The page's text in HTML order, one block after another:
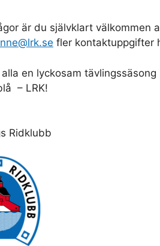
är du självklart välkommen
fler kontaktuppgifter
en lyckosam tävlingssäsong
– LRK!
Ridklubb